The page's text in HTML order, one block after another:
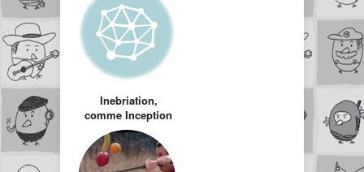
Inebriation,
comme Inception
mais avec de
l’acool…